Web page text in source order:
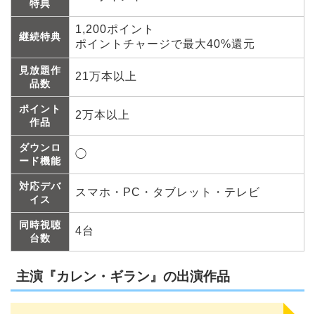
特典
継続特典
1,200ポイント
ポイントチャージで最大40%還元
見放題作
品数
21万本以上
ポイント
作品
2万本以上
ダウンロ
ード機能
◯
対応デバ
イス
スマホ・PC・タブレット・テレビ
同時視聴
台数
4台
主演『カレン・ギラン』の出演作品